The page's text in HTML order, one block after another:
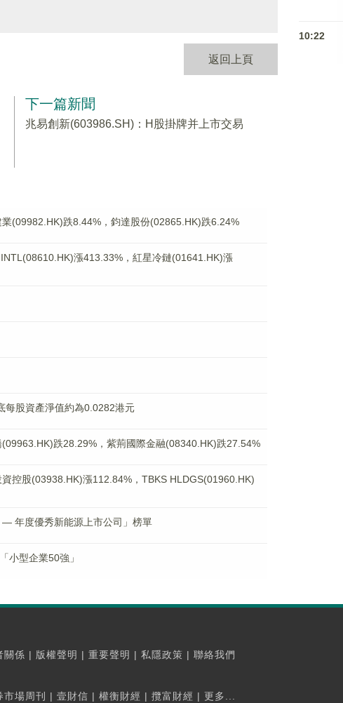
返回上頁
下一篇新聞
兆易創新(603986.SH)：H股掛牌并上市交易
業(09982.HK)跌8.44%，鈞達股份(02865.HK)跌6.24%
INTL(08610.HK)漲413.33%，紅星冷鏈(01641.HK)漲
每股資產淨值約為0.0282港元
(09963.HK)跌28.29%，紫荊國際金融(08340.HK)跌27.54%
資控股(03938.HK)漲112.84%，TBKS HLDGS(01960.HK)
年度優秀新能源上市公司」榜單
小型企業50強」
10:22
關係 | 版權聲明 | 重要聲明 | 私隱政策 | 聯絡我們
市場周刊 | 壹財信 | 權衡財經 | 攬富財經 | 更多...